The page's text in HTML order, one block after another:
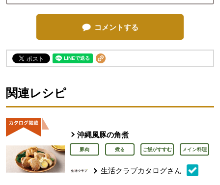
コメントする
関連レシピ
沖縄風豚の角煮
豚肉 煮る ご飯がすすむ メイン料理
生活クラブカタログさん